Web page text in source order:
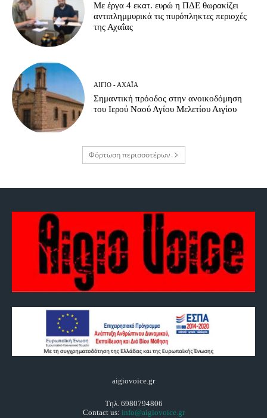
Με έργα 4 εκατ. ευρώ η ΠΔΕ θωρακίζει
αντιπλημμυρικά τις πυρόπληκτες περιοχές
της Αχαΐας
ΑΊΓΙΟ - ΑΧΑΪ́Α
Σημαντική πρόοδος στην ανοικοδόμηση
του Ιερού Ναού Αγίου Μελετίου Αιγίου
Φόρτωση περισσοτέρων
aigiovoice.gr
Τηλ. 6980794806
Contact us: info@aigiovoice.gr